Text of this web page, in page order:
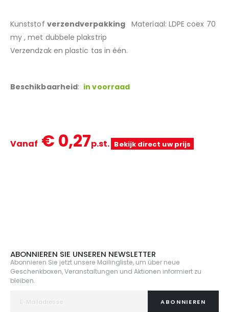
Kunststof verzendverpakkingMateriaal: LDPE coex 70
my , met dubbele plakstrip
Verzendzak en plastic tas in één.
Beschikbaarheid: in voorraad
Vanaf € 0,27p.st. Bekijk direct uw prijs
ABONNIEREN SIE UNSEREN NEWSLETTER
Abonnieren Sie jetzt unsere Mailingliste, um über neue
Geschenkboxen, Veranstaltungen und Aktionen informiert zu
bleiben.
ABONNIEREN